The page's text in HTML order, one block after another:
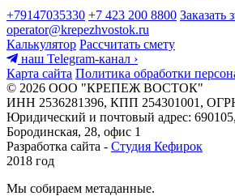
+79147035330 +7 423 200 8800 Заказать
operator@krepezhvostok.ru
Калькулятор Рассчитать смету
наш Telegram-канал ›
Карта сайта Политика обработки
© 2026 ООО "КРЕПЕЖ ВОСТОК"
ИНН 2536281396, КПП 254301001, ОГРН
Юридический и почтовый адрес:
Бородинская, 28, офис 1
Разработка сайта - Студия Кефирок
2018 год
Мы собираем метаданные.